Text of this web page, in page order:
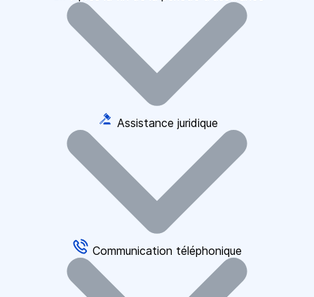
Assistance juridique
Communication téléphonique